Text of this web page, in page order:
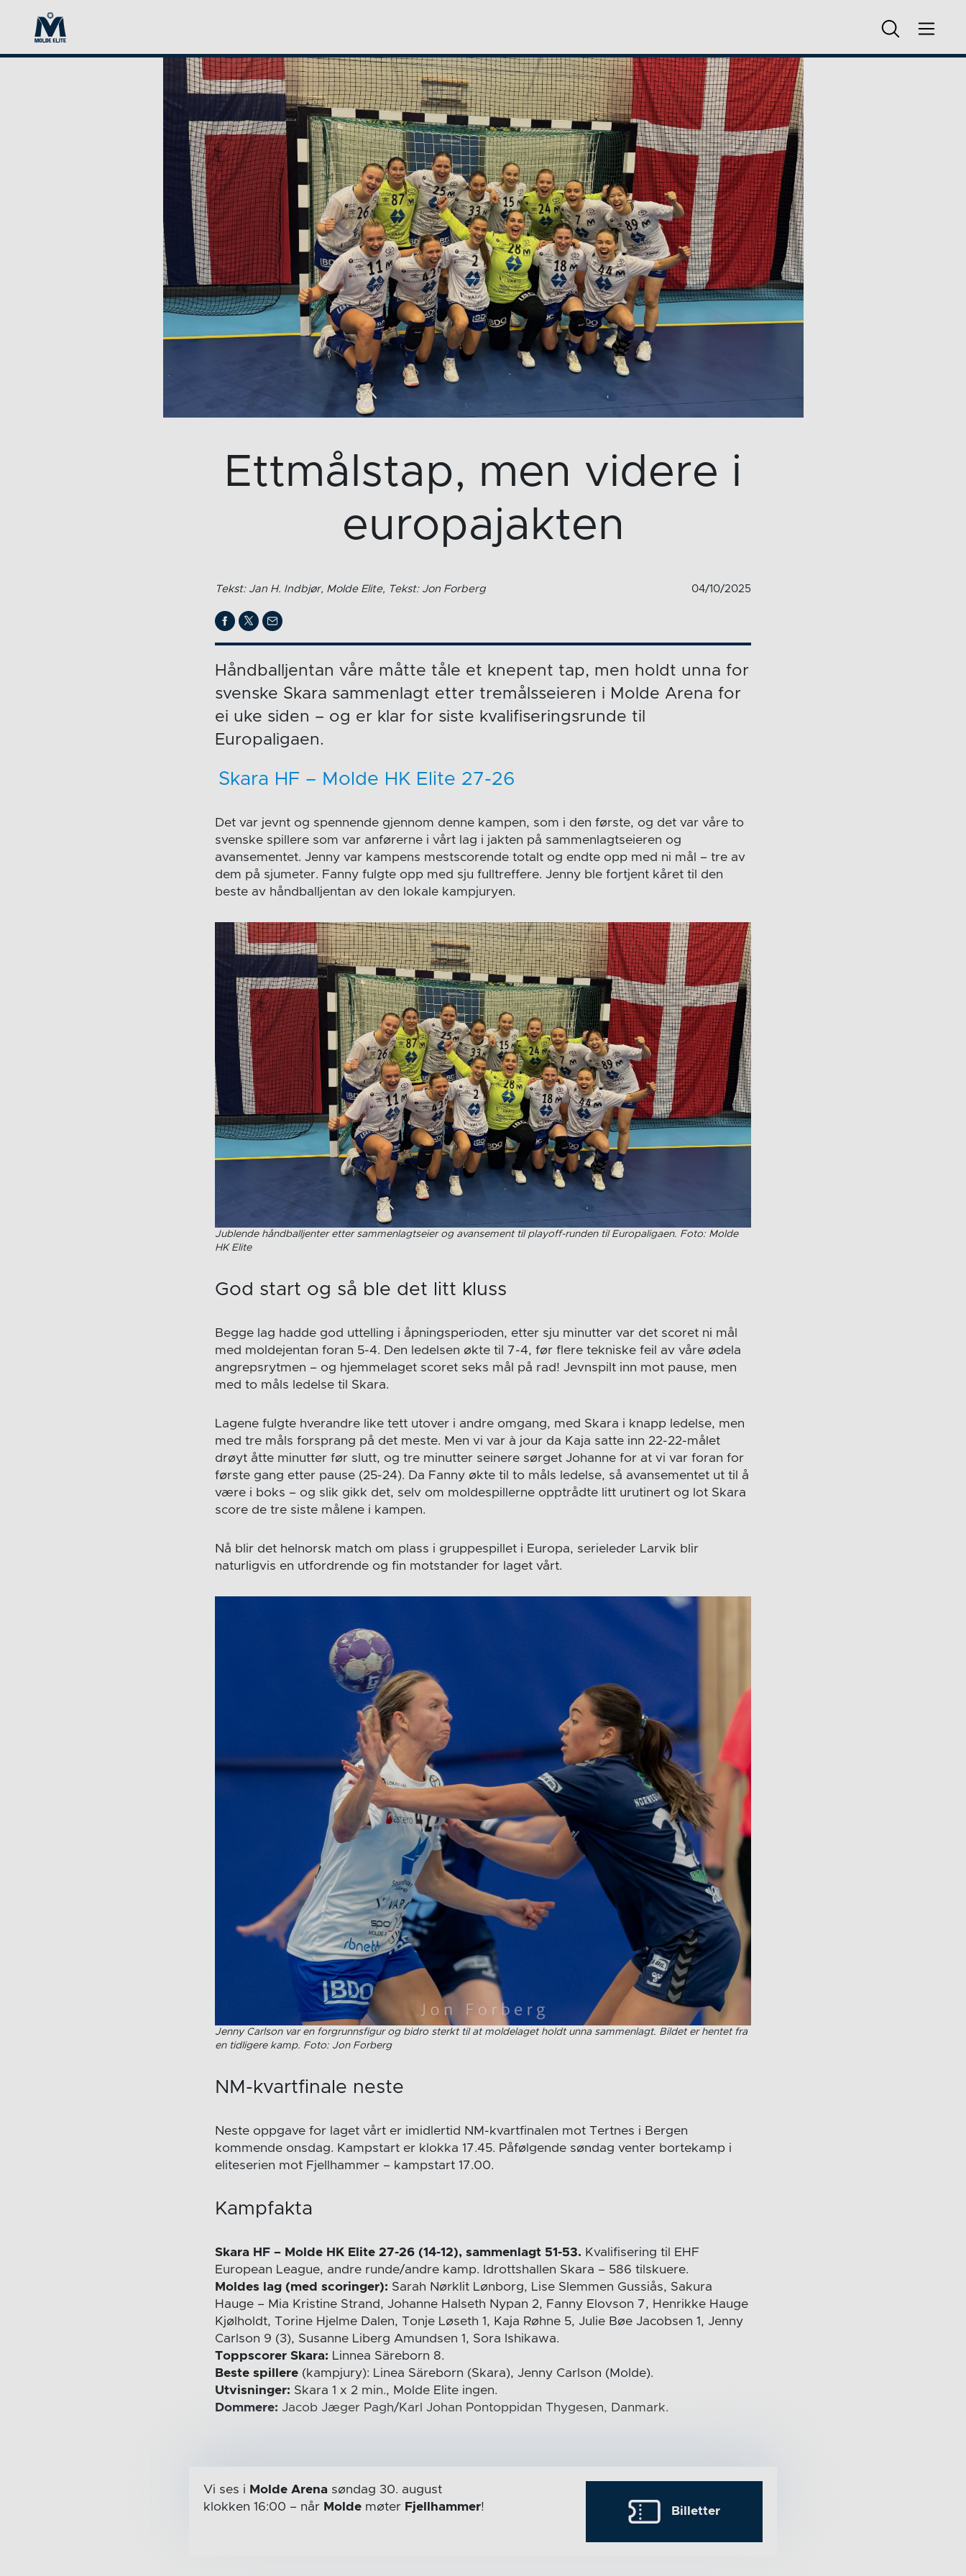
Ettmålstap, men videre i
europajakten
Tekst: Jan H. Indbjør, Molde Elite, Tekst: Jon Forberg 04/10/2025
Håndballjentan våre måtte tåle et knepent tap, men holdt unna for
svenske Skara sammenlagt etter tremålsseieren i Molde Arena for
ei uke siden – og er klar for siste kvalifiseringsrunde til
Europaligaen.
Skara HF – Molde HK Elite 27-26
Det var jevnt og spennende gjennom denne kampen, som i den første, og det var våre to
svenske spillere som var anførerne i vårt lag i jakten på sammenlagtseieren og
avansementet. Jenny var kampens mestscorende totalt og endte opp med ni mål – tre av
dem på sjumeter. Fanny fulgte opp med sju fulltreffere. Jenny ble fortjent kåret til den
beste av håndballjentan av den lokale kampjuryen.
Jublende håndballjenter etter sammenlagtseier og avansement til playoff-runden til Europaligaen. Foto: Molde
HK Elite
God start og så ble det litt kluss
Begge lag hadde god uttelling i åpningsperioden, etter sju minutter var det scoret ni mål
med moldejentan foran 5-4. Den ledelsen økte til 7-4, før flere tekniske feil av våre ødela
angrepsrytmen – og hjemmelaget scoret seks mål på rad! Jevnspilt inn mot pause, men
med to måls ledelse til Skara.
Lagene fulgte hverandre like tett utover i andre omgang, med Skara i knapp ledelse, men
med tre måls forsprang på det meste. Men vi var à jour da Kaja satte inn 22-22-målet
drøyt åtte minutter før slutt, og tre minutter seinere sørget Johanne for at vi var foran for
første gang etter pause (25-24). Da Fanny økte til to måls ledelse, så avansementet ut til å
være i boks – og slik gikk det, selv om moldespillerne opptrådte litt urutinert og lot Skara
score de tre siste målene i kampen.
Nå blir det helnorsk match om plass i gruppespillet i Europa, serieleder Larvik blir
naturligvis en utfordrende og fin motstander for laget vårt.
Jenny Carlson var en forgrunnsfigur og bidro sterkt til at moldelaget holdt unna sammenlagt. Bildet er hentet fra
en tidligere kamp. Foto: Jon Forberg
NM-kvartfinale neste
Neste oppgave for laget vårt er imidlertid NM-kvartfinalen mot Tertnes i Bergen
kommende onsdag. Kampstart er klokka 17.45. Påfølgende søndag venter bortekamp i
eliteserien mot Fjellhammer – kampstart 17.00.
Kampfakta
Skara HF – Molde HK Elite 27-26 (14-12), sammenlagt 51-53. Kvalifisering til EHF
European League, andre runde/andre kamp. Idrottshallen Skara – 586 tilskuere.
Moldes lag (med scoringer): Sarah Nørklit Lønborg, Lise Slemmen Gussiås, Sakura
Hauge – Mia Kristine Strand, Johanne Halseth Nypan 2, Fanny Elovson 7, Henrikke Hauge
Kjølholdt, Torine Hjelme Dalen, Tonje Løseth 1, Kaja Røhne 5, Julie Bøe Jacobsen 1, Jenny
Carlson 9 (3), Susanne Liberg Amundsen 1, Sora Ishikawa.
Toppscorer Skara: Linnea Säreborn 8.
Beste spillere (kampjury): Linea Säreborn (Skara), Jenny Carlson (Molde).
Utvisninger: Skara 1 x 2 min., Molde Elite ingen.
Dommere:Jacob Jæger Pagh/Karl Johan Pontoppidan Thygesen, Danmark.
Vi ses i Molde Arenasøndag 30. august
klokken 16:00 – når Moldemøter Fjellhammer! Billetter